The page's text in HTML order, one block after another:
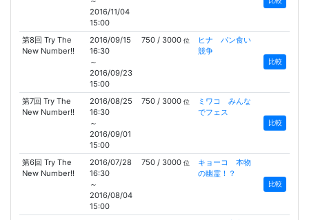
2016/11/04
15:00
第8回 Try The
New Number!!
2016/09/15
16:30
～
2016/09/23
15:00
750 / 3000位
ヒナ パン食い
競争
比較
第7回 Try The
New Number!!
2016/08/25
16:30
～
2016/09/01
15:00
750 / 3000位
ミワコ みんな
でフェス
比較
第6回 Try The
New Number!!
2016/07/28
16:30
～
2016/08/04
15:00
750 / 3000位
キョーコ 本物
の幽霊！？
比較